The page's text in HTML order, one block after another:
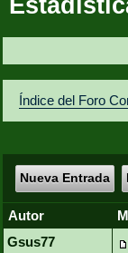
Índice del Foro
Nueva Entrada
Autor
Gsus77